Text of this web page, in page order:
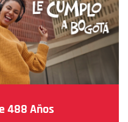
488 Años